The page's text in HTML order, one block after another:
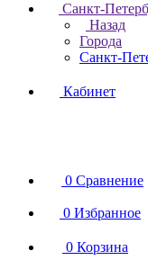
Санкт-
Назад
Города
Санкт-
Кабинет
0 Сравнение
0 Избранное
0 Корзина